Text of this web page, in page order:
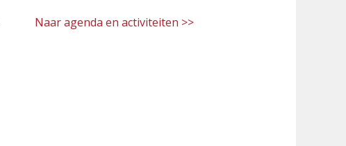
Naar agenda en activiteiten >>